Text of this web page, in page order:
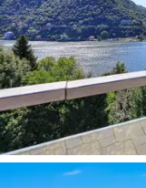
Il parco privato di
terrazzamenti
aromatiche che
offrendo angoli di
terrazzi
mq) amplificano
porticato e i patii